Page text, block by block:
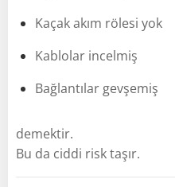
Kaçak akım rölesi yok
Kablolar incelmiş
Bağlantılar gevşemiş
demektir.
Bu da ciddi risk taşır.